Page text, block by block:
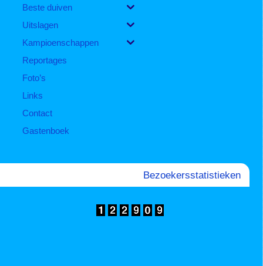
Beste duiven
Uitslagen
Kampioenschappen
Reportages
Foto’s
Links
Contact
Gastenboek
Bezoekersstatistieken